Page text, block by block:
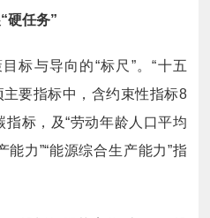
硬任务”
标与导向的“标尺”。“十五
要指标中，含约束性指标8
标，及“劳动年龄人口平均
能力”“能源综合生产能力”指